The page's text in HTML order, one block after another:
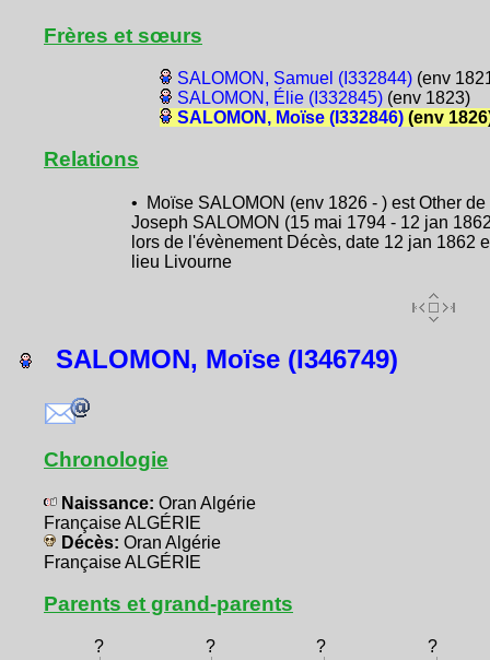
Frères et sœurs
SALOMON, Samuel (I332844)(env
SALOMON, Élie (I332845)(env 1823)
SALOMON, Moïse (I332846)(env
Relations
• Moïse SALOMON (env 1826 - ) est Other de
Joseph SALOMON (15 mai 1794 - 12 jan
lors de l'évènement Décès, date 12 jan 1862
lieu Livourne
SALOMON, Moïse (I346749)
Chronologie
Naissance: Oran Algérie
Française ALGÉRIE
Décès: Oran Algérie
Française ALGÉRIE
Parents et grand-parents
? ? ?
?